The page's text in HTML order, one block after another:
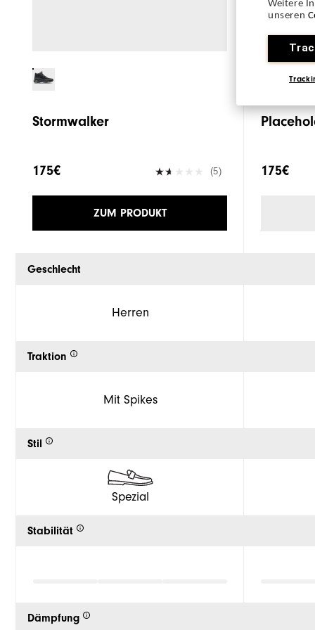
Weitere
unseren
Stormwalker
175€ (5)
ZUM PRODUKT
Geschlecht
Herren
Traktion
Mit Spikes
Stil
Spezial
Stabilität
Dämpfung
175€